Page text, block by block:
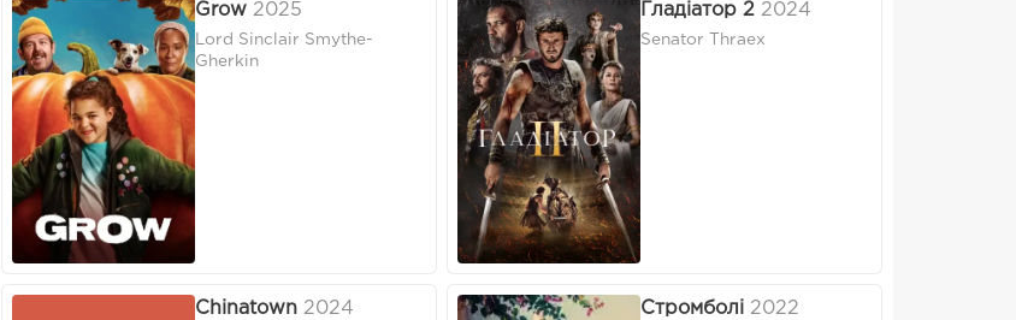
Grow 2025
Lord Sinclair Smythe-
Gherkin
Гладіатор 2 2024
Senator Thraex
Chinatown 2024 Стромболі 2022